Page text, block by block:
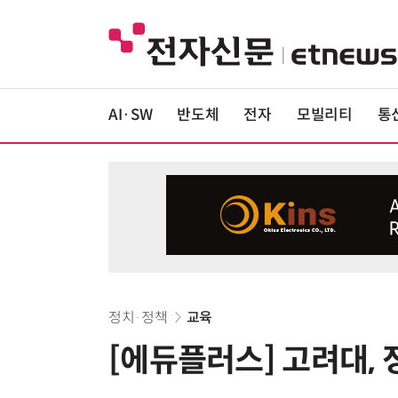
AI·SW 반도체 전자 모빌리티 통
정치·정책 교육
[에듀플러스] 고려대,